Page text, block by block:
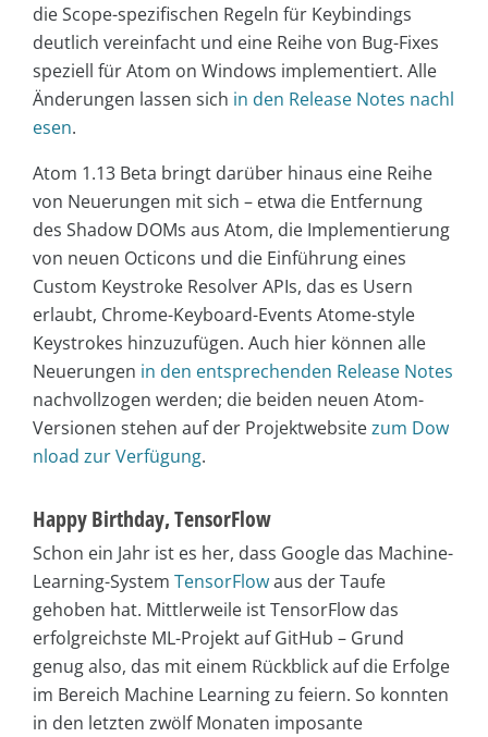
die Scope-spezifischen Regeln für Keybindings
deutlich vereinfacht und eine Reihe von Bug-Fixes
speziell für Atom on Windows implementiert. Alle
Änderungen lassen sich in den Release Notes nachl
esen.
Atom 1.13 Beta bringt darüber hinaus eine Reihe
von Neuerungen mit sich – etwa die Entfernung
des Shadow DOMs aus Atom, die Implementierung
von neuen Octicons und die Einführung eines
Custom Keystroke Resolver APIs, das es Usern
erlaubt, Chrome-Keyboard-Events Atome-style
Keystrokes hinzuzufügen. Auch hier können alle
Neuerungen in den entsprechenden Release Notes
nachvollzogen werden; die beiden neuen Atom-
Versionen stehen auf der Projektwebsitezum Dow
nload zur Verfügung.
Happy Birthday, TensorFlow
Schon ein Jahr ist es her, dass Google das Machine-
Learning-System TensorFlowaus der Taufe
gehoben hat. Mittlerweile ist TensorFlow das
erfolgreichste ML-Projekt auf GitHub – Grund
genug also, das mit einem Rückblick auf die Erfolge
im Bereich Machine Learning zu feiern. So konnten
in den letzten zwölf Monaten imposante